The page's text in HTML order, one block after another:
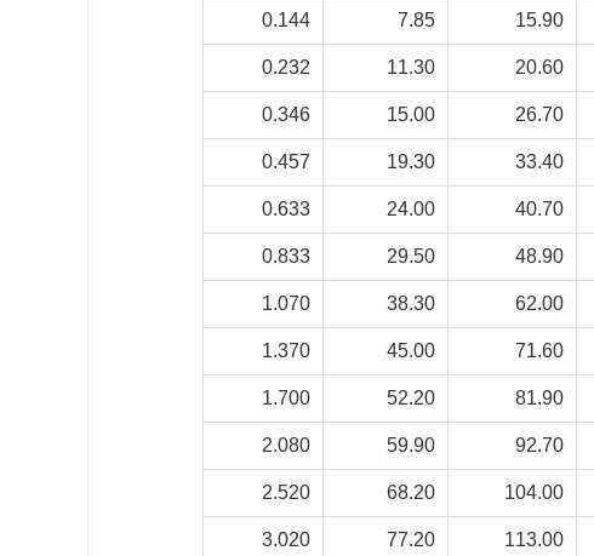
15.90
7.85
0.144
20.60
11.30
0.232
26.70
15.00
0.346
33.40
19.30
0.457
40.70
24.00
0.633
48.90
29.50
0.833
62.00
38.30
1.070
71.60
45.00
1.370
81.90
52.20
1.700
92.70
59.90
2.080
104.00
68.20
2.520
113.00
77.20
3.020